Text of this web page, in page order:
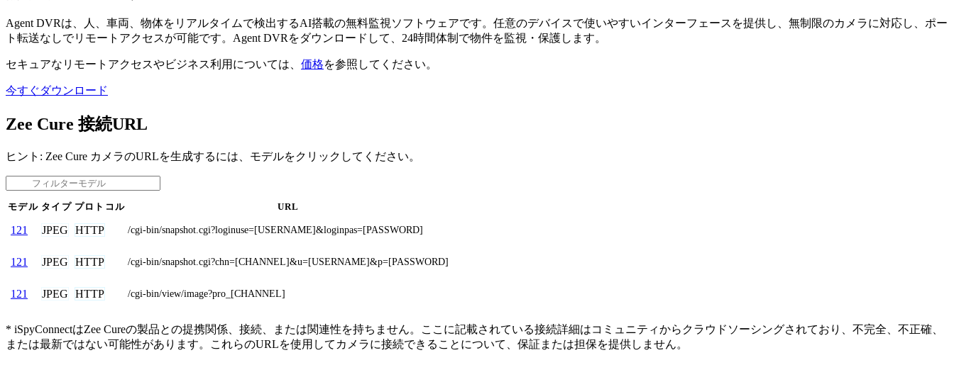
Agent DVRは、人、車両、物体をリアルタイムで検出するAI搭載の無料監視ソフトウェアです。任意のデバイスで使いやすいインターフェースを提供し、無制限のカメラに対応し、ポー
ト転送なしでリモートアクセスが可能です。Agent DVRをダウンロードして、24時間体制で物件を監視・保護します。
セキュアなリモートアクセスやビジネス利用については、 価格を参照してください。
今すぐダウンロード
Zee Cure 接続URL
ヒント: Zee Cure カメラのURLを生成するには、モデルをクリックしてください。
モデル タイプ プロトコル URL
121 JPEG HTTP /cgi-bin/snapshot.cgi?loginuse=[USERNAME]&loginpas=[PASSWORD]
121 JPEG HTTP /cgi-bin/snapshot.cgi?chn=[CHANNEL]&u=[USERNAME]&p=[PASSWORD]
121 JPEG HTTP /cgi-bin/view/image?pro_[CHANNEL]
* iSpyConnectはZee Cureの製品との提携関係、接続、または関連性を持ちません。ここに記載されている接続詳細はコミュニティからクラウドソーシングされており、不完全、不正確、
または最新ではない可能性があります。これらのURLを使用してカメラに接続できることについて、保証または担保を提供しません。